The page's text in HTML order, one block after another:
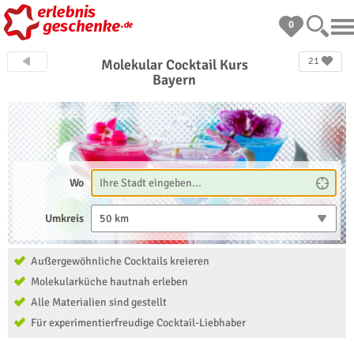
0
21
Molekular Cocktail Kurs
Bayern
Wo
Umkreis 50 km
Außergewöhnliche Cocktails kreieren
Molekularküche hautnah erleben
Alle Materialien sind gestellt
Für experimentierfreudige Cocktail-Liebhaber